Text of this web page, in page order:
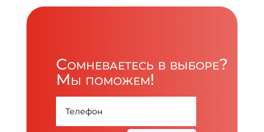
Сомневаетесь в выборе?
Мы поможем!